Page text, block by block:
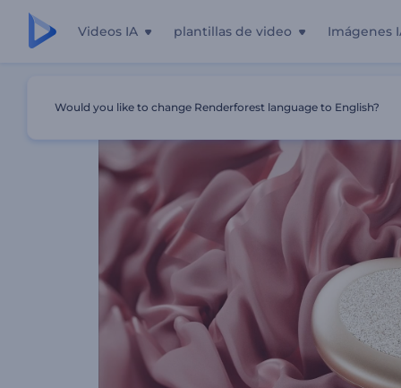
Videos IA plantillas de video Imágenes
Would you like to change Renderforest language to English?